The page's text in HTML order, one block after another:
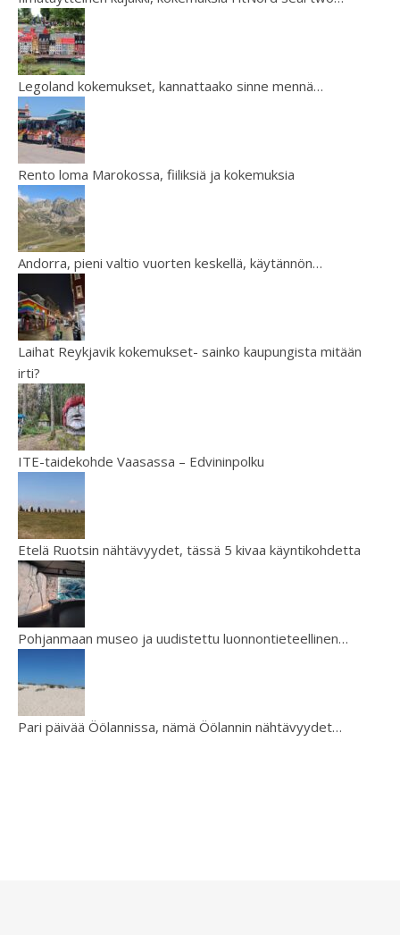
Legoland kokemukset, kannattaako sinne mennä…
Rento loma Marokossa, fiiliksiä ja kokemuksia
Andorra, pieni valtio vuorten keskellä, käytännön…
Laihat Reykjavik kokemukset- sainko kaupungista mitään
irti?
ITE-taidekohde Vaasassa – Edvininpolku
Etelä Ruotsin nähtävyydet, tässä 5 kivaa käyntikohdetta
Pohjanmaan museo ja uudistettu luonnontieteellinen…
Pari päivää Öölannissa, nämä Öölannin nähtävyydet…